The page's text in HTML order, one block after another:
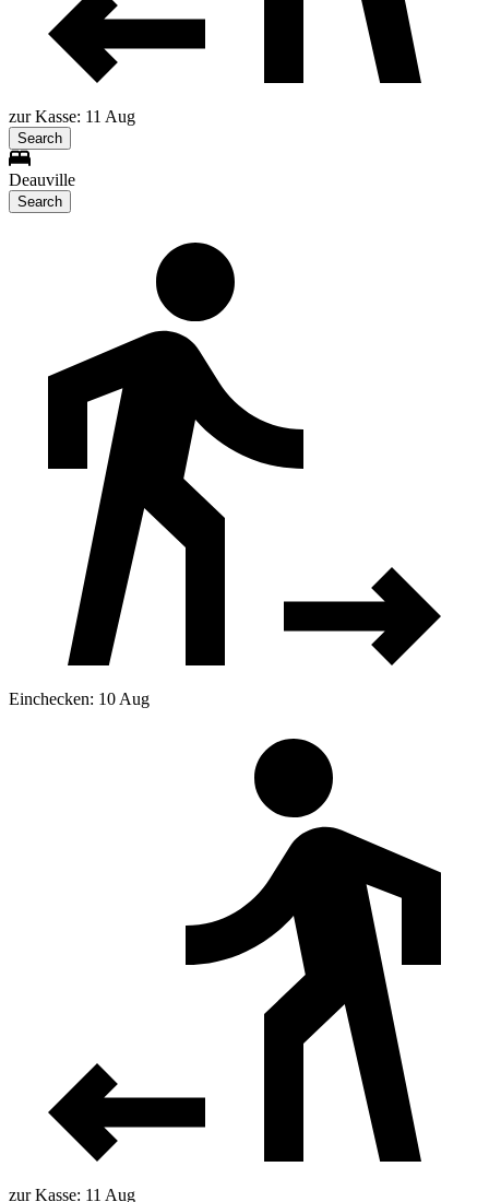
zur Kasse: 11 Aug
Search
Deauville
Search
Einchecken: 10 Aug
zur Kasse: 11 Aug